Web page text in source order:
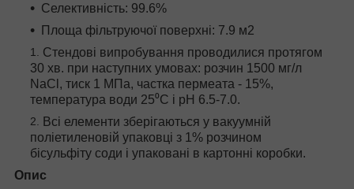
Селективність: 99.6%
Площа фільтруючої поверхні: 7.9 м2
Стендові випробування проводилися протягом
30 хв. при наступних умовах: розчин 1500 мг/л
NaCl, тиск 1 МПа, частка пермеата - 15%,
температура води 25⁰С і pH 6.5-7.0.
Всі елементи зберігаються у вакуумній
поліетиленовій упаковці з 1% розчином
бісульфіту соди і упаковані в картонні коробки.
Опис